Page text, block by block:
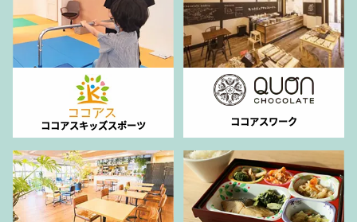
ココアスキッズスポーツ ココアスワーク